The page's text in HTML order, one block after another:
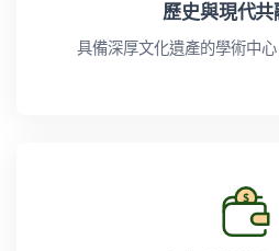
歷史與現代共
具備深厚文化遺產的學術中